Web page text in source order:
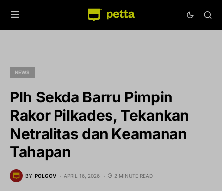
NEWS
Plh Sekda Barru Pimpin
Rakor Pilkades, Tekankan
Netralitas dan Keamanan
Tahapan
BY POLGOV APRIL 16, 2026 2 MINUTE READ